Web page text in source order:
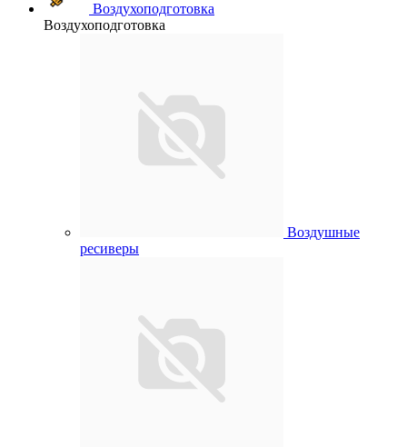
Воздухоподготовка
Воздухоподготовка
Воздушные
ресиверы